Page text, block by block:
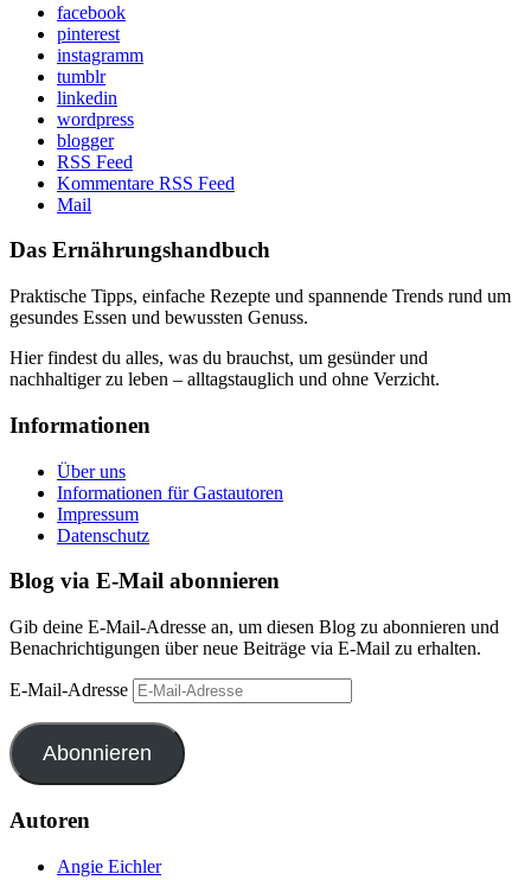
facebook
pinterest
instagramm
tumblr
linkedin
wordpress
blogger
RSS Feed
Kommentare RSS Feed
Mail
Das Ernährungshandbuch
Praktische Tipps, einfache Rezepte und spannende Trends rund um
gesundes Essen und bewussten Genuss.
Hier findest du alles, was du brauchst, um gesünder und
nachhaltiger zu leben – alltagstauglich und ohne Verzicht.
Informationen
Über uns
Informationen für Gastautoren
Impressum
Datenschutz
Blog via E-Mail abonnieren
Gib deine E-Mail-Adresse an, um diesen Blog zu abonnieren und
Benachrichtigungen über neue Beiträge via E-Mail zu erhalten.
E-Mail-Adresse
Abonnieren
Autoren
Angie Eichler